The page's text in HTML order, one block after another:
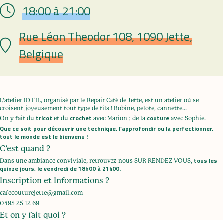
Hour 18:00 à 21:00
Lieu Rue Léon Theodor 108, 1090 Jette,
Belgique
L’atelier ID FIL, organisé par le Repair Café de Jette, est un atelier où se
croisent joyeusement tout type de fils ! Bobine, pelote, cannette…
On y fait du tricot et du crochet avec Marion ; de la couture avec Sophie.
Que ce soit pour découvrir une technique, l’approfondir ou la perfectionner,
tout le monde est le bienvenu !
C’est quand ?
Dans une ambiance conviviale, retrouvez-nous SUR RENDEZ-VOUS, tous les
quinze jours, le vendredi de 18h00 à 21h00.
Inscription et Informations ?
cafecouturejette@gmail.com
0495 25 12 69
Et on y fait quoi ?